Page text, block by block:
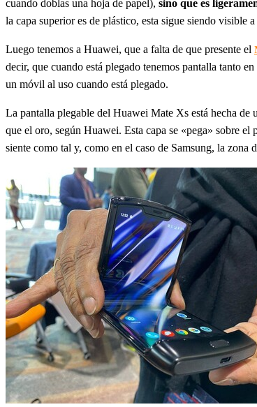
cuando doblas una hoja de papel), sino que es
la capa superior es de plástico, esta sigue siendo visible
Luego tenemos a Huawei, que a falta de que presente el
decir, que cuando está plegado tenemos pantalla tanto
un móvil al uso cuando está plegado.
La pantalla plegable del Huawei Mate Xs está hecha de
que el oro, según Huawei. Esta capa se «pega» sobre
siente como tal y, como en el caso de Samsung, la zona